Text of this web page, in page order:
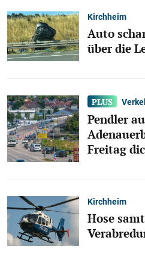
Kirchheim
Auto
über die
Pendler
Freitag
Kirchheim
Hose